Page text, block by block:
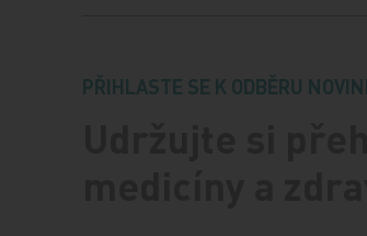
PŘIHLASTE SE K ODBĚRU